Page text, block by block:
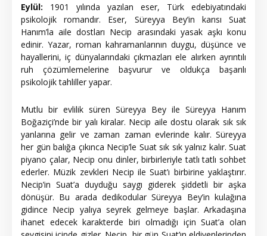
Eylül: 1901 yılında yazılan eser, Türk edebiyatındaki
psikolojik romandır. Eser, Süreyya Bey’in karısı Suat
Hanım’la aile dostları Necip arasındaki yasak aşkı konu
edinir. Yazar, roman kahramanlarının duygu, düşünce ve
hayallerini, iç dünyalarındaki çıkmazları ele alırken ayrıntılı
ruh çözümlemelerine başvurur ve oldukça başarılı
psikolojik tahliller yapar.
Mutlu bir evlilik süren Süreyya Bey ile Süreyya Hanım
Boğaziçi’nde bir yalı kiralar. Necip aile dostu olarak sık sık
yanlarına gelir ve zaman zaman evlerinde kalır. Süreyya
her gün balığa çıkınca Necip’le Suat sık sık yalnız kalır. Suat
piyano çalar, Necip onu dinler, birbirleriyle tatlı tatlı sohbet
ederler. Müzik zevkleri Necip ile Suat’ı birbirine yaklaştırır.
Necip’in Suat’a duyduğu saygı giderek şiddetli bir aşka
dönüşür. Bu arada dedikodular Süreyya Bey’in kulağına
gidince Necip yalıya seyrek gelmeye başlar. Arkadaşına
ihanet edecek karakterde biri olmadığı için Suat’a olan